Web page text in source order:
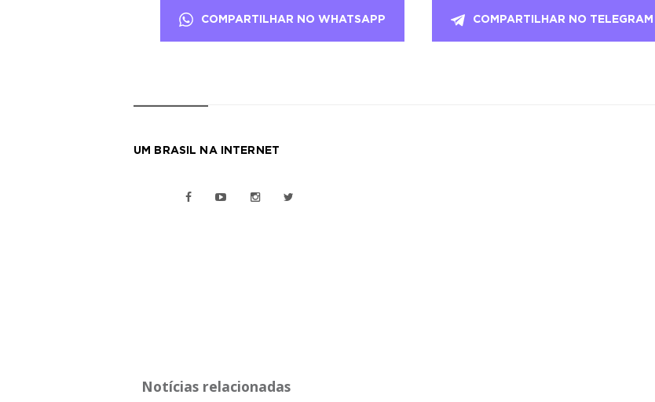
COMPARTILHAR NO WHATSAPP COMPARTILHAR NO TELEGRAM
UM BRASIL NA INTERNET
Notícias relacionadas